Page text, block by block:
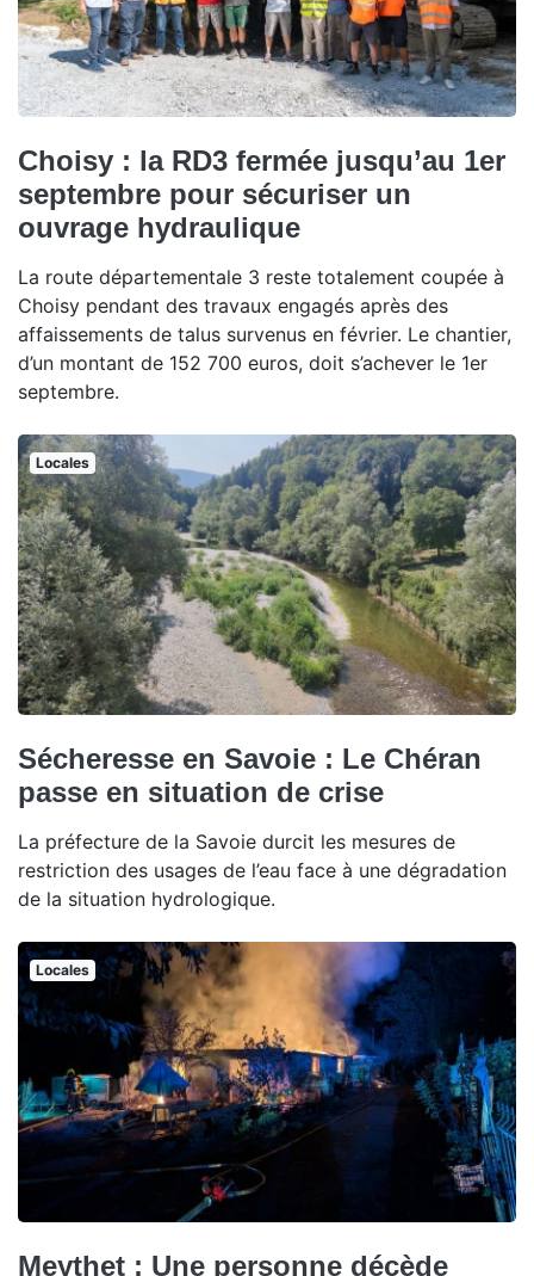
Choisy : la RD3 fermée jusqu’au 1er
septembre pour sécuriser un
ouvrage hydraulique
La route départementale 3 reste totalement coupée à
Choisy pendant des travaux engagés après des
affaissements de talus survenus en février. Le chantier,
d’un montant de 152 700 euros, doit s’achever le 1er
septembre.
Locales
Sécheresse en Savoie : Le Chéran
passe en situation de crise
La préfecture de la Savoie durcit les mesures de
restriction des usages de l’eau face à une dégradation
de la situation hydrologique.
Locales
Meythet : Une personne décède